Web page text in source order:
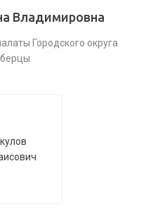
Владимировна
Городского округа